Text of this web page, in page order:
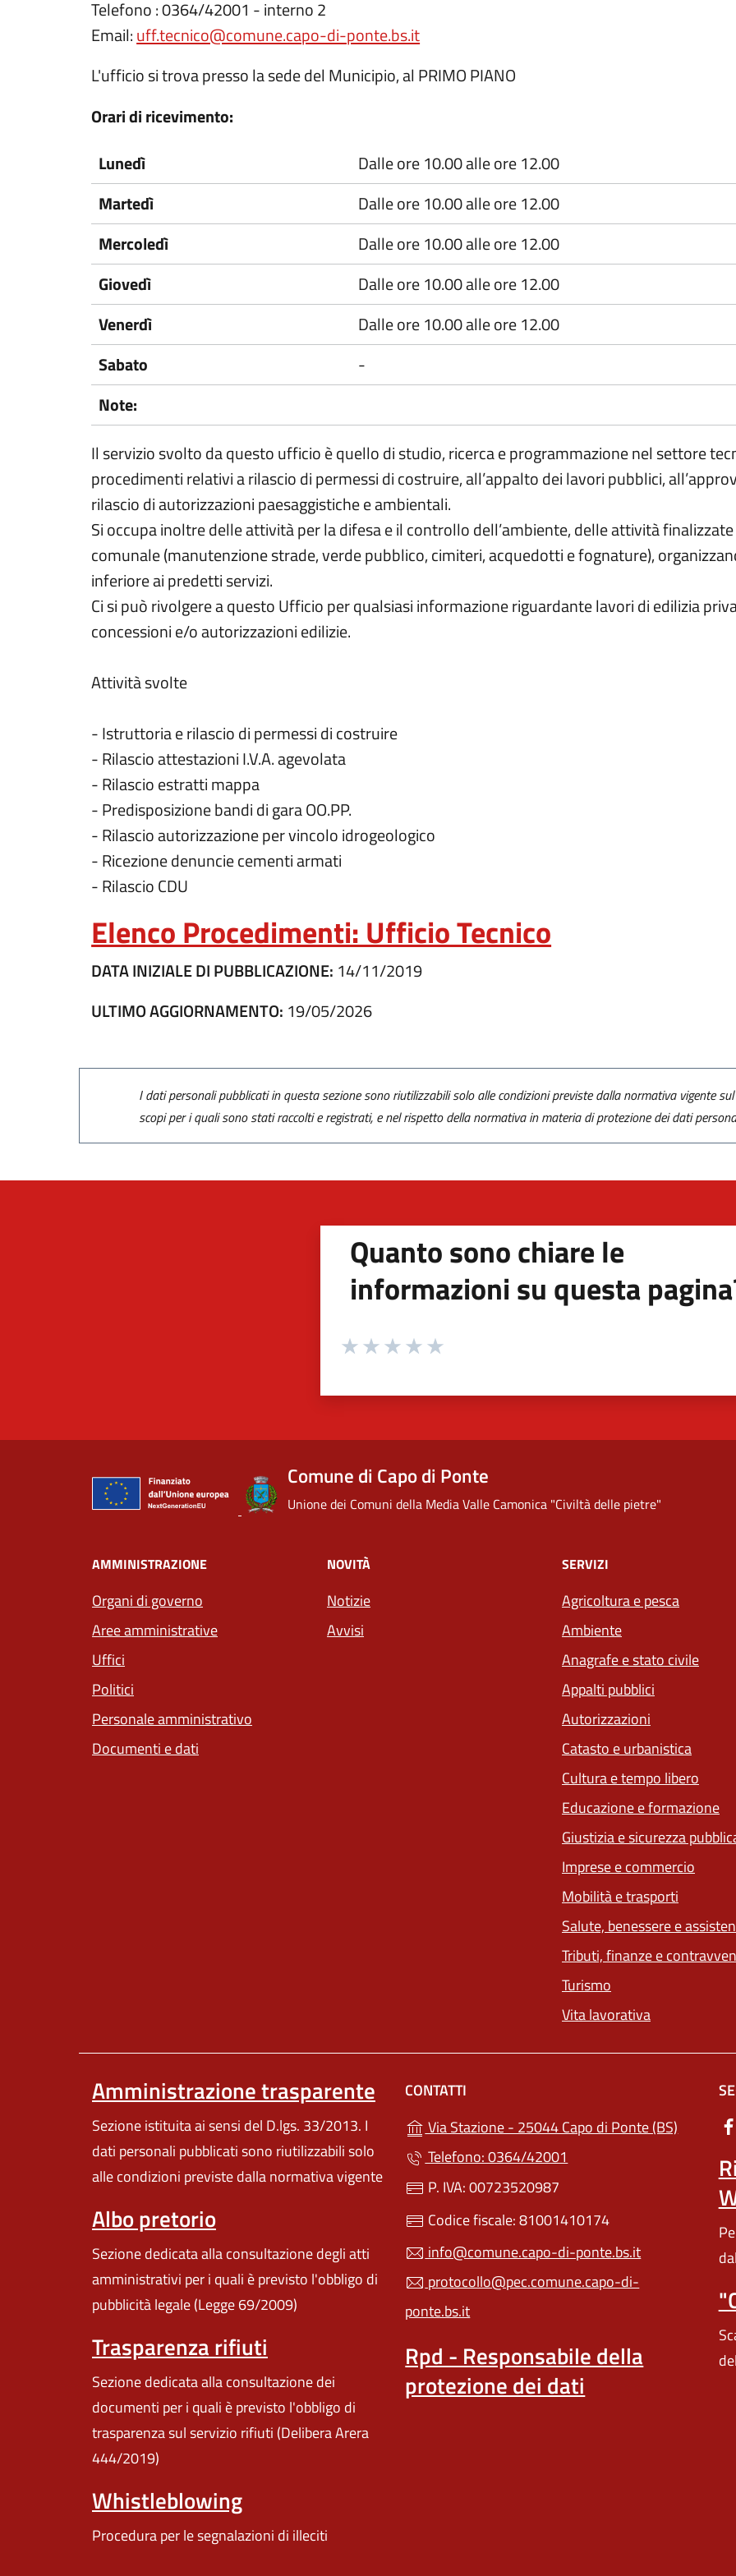
Telefono : 0364/42001 - interno 2
Email:uff.tecnico@comune.capo-di-ponte.bs.it
L'ufficio si trova presso la sede del Municipio, al PRIMO PIANO
Orari di ricevimento:
Lunedì
Dalle ore 10.00 alle ore 12.00
Martedì
Dalle ore 10.00 alle ore 12.00
Mercoledì
Dalle ore 10.00 alle ore 12.00
Giovedì
Dalle ore 10.00 alle ore 12.00
Venerdì
Dalle ore 10.00 alle ore 12.00
Sabato
-
Note:
Il servizio svolto da questo ufficio è quello di studio, ricerca e programmazione nel settore
procedimenti relativi a rilascio di permessi di costruire, all’appalto dei lavori pubblici,
rilascio di autorizzazioni paesaggistiche e ambientali.
Si occupa inoltre delle attività per la difesa e il controllo dell’ambiente, delle attività
comunale (manutenzione strade, verde pubblico, cimiteri, acquedotti e fognature),
inferiore ai predetti servizi.
Ci si può rivolgere a questo Ufficio per qualsiasi informazione riguardante lavori di edilizia
concessioni e/o autorizzazioni edilizie.
Attività svolte
- Istruttoria e rilascio di permessi di costruire
- Rilascio attestazioni I.V.A. agevolata
- Rilascio estratti mappa
- Predisposizione bandi di gara OO.PP.
- Rilascio autorizzazione per vincolo idrogeologico
- Ricezione denuncie cementi armati
- Rilascio CDU
Elenco Procedimenti: Ufficio Tecnico
DATA INIZIALE DI PUBBLICAZIONE: 14/11/2019
ULTIMO AGGIORNAMENTO: 19/05/2026
I dati personali pubblicati in questa sezione sono riutilizzabili solo alle condizioni previste dalla normativa vigente
scopi per i quali sono stati raccolti e registrati, e nel rispetto della normativa in materia di protezione dei dati
Quanto sono chiare le
informazioni su questa
Valuta da 1 a 5 stelle la pagina
Comune di Capo di Ponte
Unione dei Comuni della Media Valle Camonica "Civiltà delle pietre"
AMMINISTRAZIONE
Organi di governo
Aree amministrative
Uffici
Politici
Personale amministrativo
Documenti e dati
NOVITÀ
Notizie
Avvisi
SERVIZI
Agricoltura e pesca
Ambiente
Anagrafe e stato civile
Appalti pubblici
Autorizzazioni
Catasto e urbanistica
Cultura e tempo libero
Educazione e formazione
Giustizia e sicurezza
Imprese e commercio
Mobilità e trasporti
Salute, benessere e
Tributi, finanze e
Turismo
Vita lavorativa
Amministrazione trasparente
Sezione istituita ai sensi del D.lgs. 33/2013. I
dati personali pubblicati sono riutilizzabili solo
alle condizioni previste dalla normativa vigente
Albo pretorio
Sezione dedicata alla consultazione degli atti
amministrativi per i quali è previsto l'obbligo di
pubblicità legale (Legge 69/2009)
Trasparenza rifiuti
Sezione dedicata alla consultazione dei
documenti per i quali è previsto l'obbligo di
trasparenza sul servizio rifiuti (Delibera Arera
444/2019)
Whistleblowing
Procedura per le segnalazioni di illeciti
CONTATTI
Via Stazione - 25044 Capo di Ponte (BS) (apre
Telefono: 0364/42001
P. IVA: 00723520987
Codice fiscale: 81001410174
info@comune.capo-di-ponte.bs.it
protocollo@pec.comune.capo-di-
ponte.bs.it
Rpd - Responsabile della
protezione dei dati